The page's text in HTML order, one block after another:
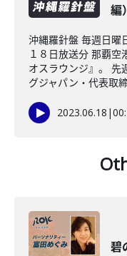
編）
沖縄羅針盤 毎週日
１８日放送分 那覇空
オスラウンジ』。 先
グジャパン・代表取
2023.06.18 |
碧